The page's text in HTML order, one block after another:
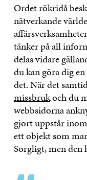
Ordet rökridå
nätverkande
tänker på all
delas vidare
du kan göra dig
det. När det
missbrukoch du
webbsidorna
gjort uppstår
ett objekt som
Sorgligt, men den